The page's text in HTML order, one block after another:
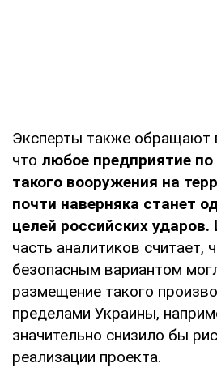
Эксперты также обращают
что любое предприятие по
такого вооружения на
почти наверняка станет
целей российских ударов.
часть аналитиков считает,
безопасным вариантом
размещение такого
пределами Украины,
значительно снизило бы
реализации проекта.